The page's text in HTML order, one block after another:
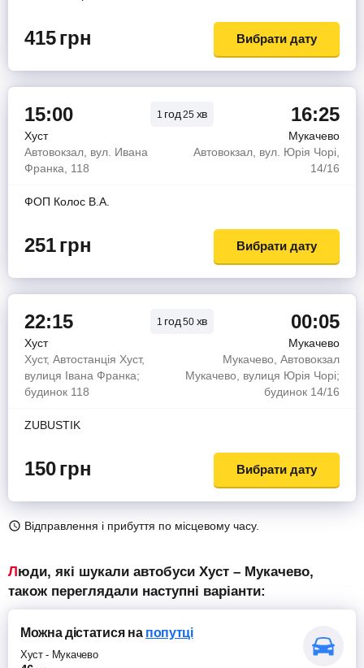
415грн Вибрати дату
15:00 1 год25 хв 16:25
Хуст
Мукачево
Автовокзал, вул. Ивана
Франка, 118
Автовокзал, вул. Юрія Чорі,
14/16
ФОП Колос В.А.
251грн Вибрати дату
22:15 1 год50 хв 00:05
Хуст
Мукачево
Хуст, Автостанція Хуст,
вулиця Івана Франка;
будинок 118
Мукачево, Автовокзал
Мукачево, вулиця Юрія Чорі;
будинок 14/16
ZUBUSTIK
150грн Вибрати дату
Відправлення і прибуття по місцевому часу.
Люди, які шукали автобуси Хуст – Мукачево,
також переглядали наступні варіанти:
Можна дістатисяна попутці
Хуст- Мукачево